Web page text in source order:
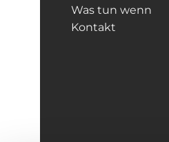
Was tun wenn
Kontakt